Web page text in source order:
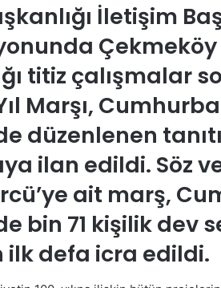
göndermek
İletişim
Çekmeköy
titiz çalışmalar
Marşı,
düzenlenen
ilan edildi. Söz
ait marş,
bin 71 kişilik dev
ilk defa icra edildi.